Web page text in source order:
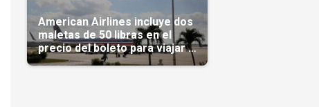
American Airlines incluye dos
maletas de 50 libras en el
precio del boleto para viajar a
Cuba en agosto